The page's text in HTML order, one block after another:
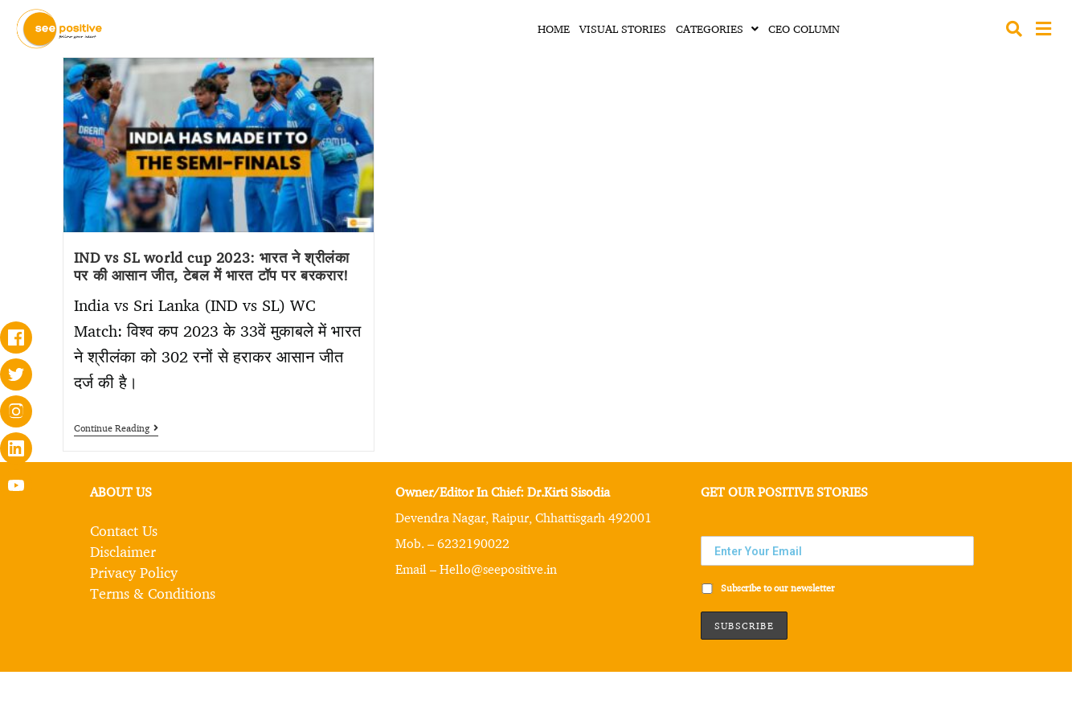
HOME VISUAL STORIES CATEGORIES CEO COLUMN
IND vs SL world cup 2023: भारत ने श्रीलंका
पर की आसान जीत, टेबल में भारत टॉप पर बरकरार!
India vs Sri Lanka (IND vs SL) WC
Match: विश्व कप 2023 के 33वें मुकाबले में भारत
ने श्रीलंका को 302 रनों से हराकर आसान जीत
दर्ज की है।
Continue Reading
ABOUT US
Contact Us
Disclaimer
Privacy Policy
Terms & Conditions
Owner/Editor In Chief: Dr.Kirti Sisodia
Devendra Nagar, Raipur, Chhattisgarh 492001
Mob. – 6232190022
Email – Hello@seepositive.in
GET OUR POSITIVE STORIES
Subscribe to our newsletter